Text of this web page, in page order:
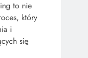
to nie
który
i
się